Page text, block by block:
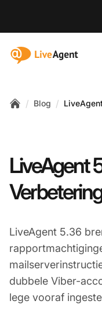
:site.title
/ Blog /
LiveAgent
LiveAgent 5.36
dubbele Viber-
lege vooraf